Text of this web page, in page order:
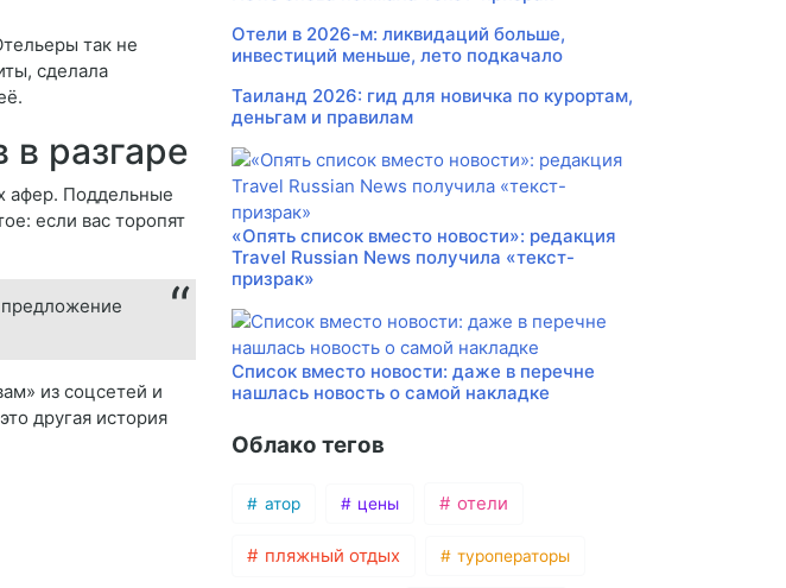
так не
сделала
разгаре
афер. Поддельные
если вас торопят
предложение
из соцсетей и
другая история
Отели в 2026-м: ликвидаций больше,
инвестиций меньше, лето подкачало
Таиланд 2026: гид для новичка по курортам,
деньгам и правилам
«Опять список вместо новости»: редакция
Travel Russian News получила «текст-
призрак»
Список вместо новости: даже в перечне
нашлась новость о самой накладке
Облако тегов
атор цены отели
пляжный отдых туроператоры